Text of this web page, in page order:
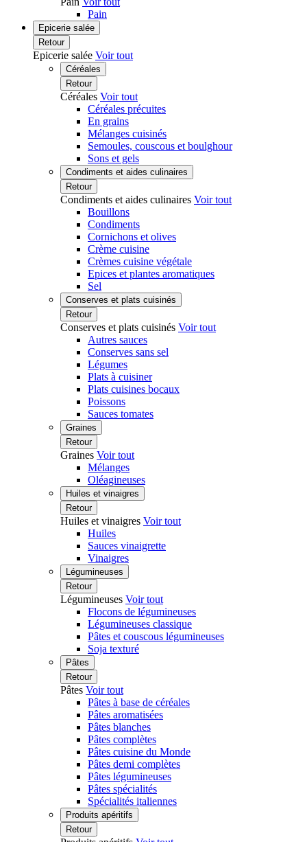
Pain
Epicerie salée
Retour
Epicerie salée Voir tout
Céréales
Retour
Céréales Voir tout
Céréales précuites
En grains
Mélanges cuisinés
Semoules, couscous et boulghour
Sons et gels
Condiments et aides culinaires
Retour
Condiments et aides culinaires Voir tout
Bouillons
Condiments
Cornichons et olives
Crème cuisine
Crèmes cuisine végétale
Epices et plantes aromatiques
Sel
Conserves et plats cuisinés
Retour
Conserves et plats cuisinés Voir tout
Autres sauces
Conserves sans sel
Légumes
Plats à cuisiner
Plats cuisines bocaux
Poissons
Sauces tomates
Graines
Retour
Graines Voir tout
Mélanges
Oléagineuses
Huiles et vinaigres
Retour
Huiles et vinaigres Voir tout
Huiles
Sauces vinaigrette
Vinaigres
Légumineuses
Retour
Légumineuses Voir tout
Flocons de légumineuses
Légumineuses classique
Pâtes et couscous légumineuses
Soja texturé
Pâtes
Retour
Pâtes Voir tout
Pâtes à base de céréales
Pâtes aromatisées
Pâtes blanches
Pâtes complètes
Pâtes cuisine du Monde
Pâtes demi complètes
Pâtes légumineuses
Pâtes spécialités
Spécialités italiennes
Produits apéritifs
Retour